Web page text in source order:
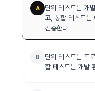
A
단위 테스트는 개
고, 통합 테스트는
검증한다
B
단위 테스트는 프
합 테스트는 개발